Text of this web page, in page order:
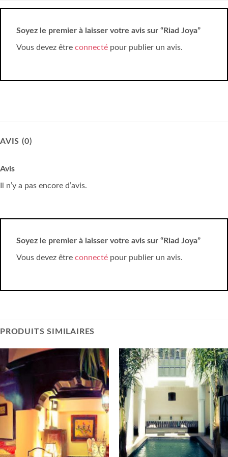
Soyez le premier à laisser votre avis sur “Riad Joya”
Vous devez être connecté pour publier un avis.
AVIS (0)
Avis
Il n’y a pas encore d’avis.
Soyez le premier à laisser votre avis sur “Riad Joya”
Vous devez être connecté pour publier un avis.
PRODUITS SIMILAIRES